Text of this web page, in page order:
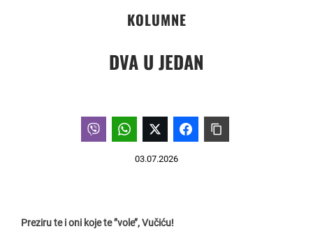
KOLUMNE
DVA U JEDAN
03.07.2026
Preziru te i oni koje te ’’vole’’, Vučiću!